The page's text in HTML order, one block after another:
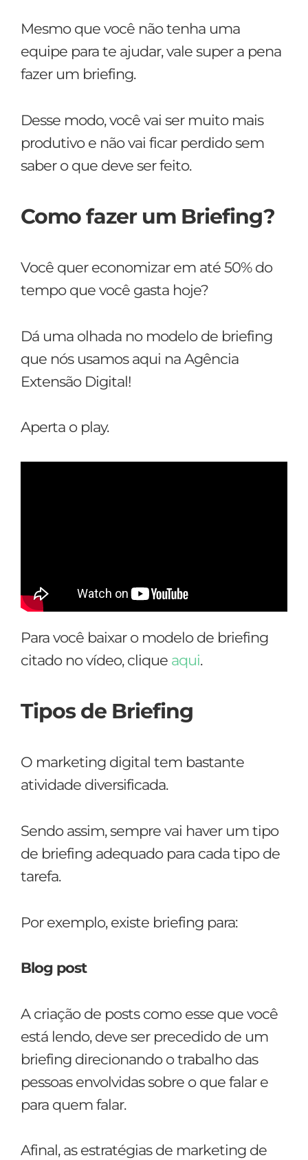
Mesmo que você não tenha uma
equipe para te ajudar, vale super a pena
fazer um briefing.
Desse modo, você vai ser muito mais
produtivo e não vai ficar perdido sem
saber o que deve ser feito.
Como fazer um Briefing?
Você quer economizar em até 50% do
tempo que você gasta hoje?
Dá uma olhada no modelo de briefing
que nós usamos aqui na Agência
Extensão Digital!
Aperta o play.
Para você baixar o modelo de briefing
citado no vídeo, clique aqui.
Tipos de Briefing
O marketing digital tem bastante
atividade diversificada.
Sendo assim, sempre vai haver um tipo
de briefing adequado para cada tipo de
tarefa.
Por exemplo, existe briefing para:
Blog post
A criação de posts como esse que você
está lendo, deve ser precedido de um
briefing direcionando o trabalho das
pessoas envolvidas sobre o que falar e
para quem falar.
Afinal, as estratégias de marketing de